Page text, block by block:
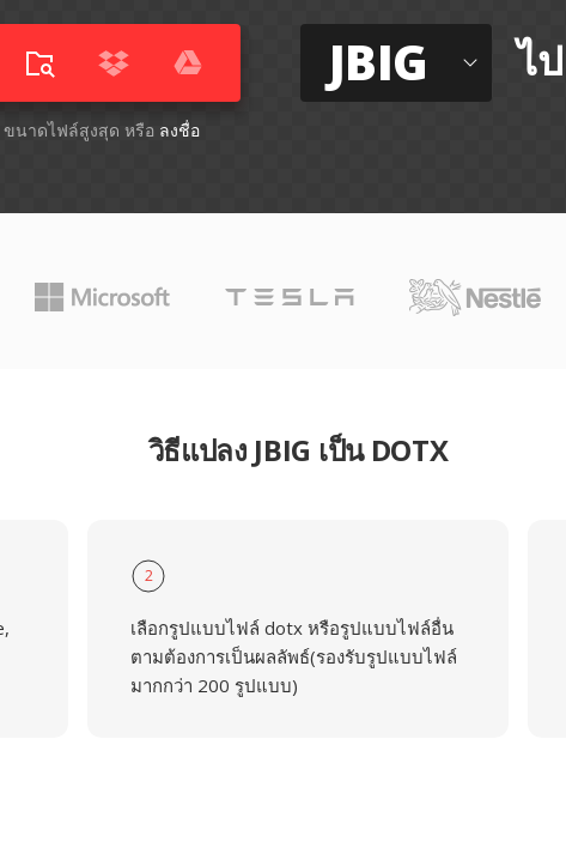
ขนาดไฟล์สูงสุด หรือ ลงชื่อ
JBIG ไ
วิธีแปลง JBIG เป็น DOTX
2
เลือกรูปแบบไฟล์ dotx หรือรูปแบบไฟล์อื่น
ตามต้องการเป็นผลลัพธ์(รองรับรูปแบบไฟล์
มากกว่า 200 รูปแบบ)